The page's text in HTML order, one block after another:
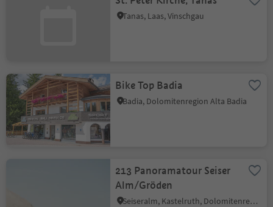
Tanas, Laas, Vinschgau
Bike Top Badia
Badia, Dolomitenregion Alta Badia
213 Panoramatour Seiser
Alm/Gröden
Seiseralm, Kastelruth, Dolomitenregion Seiser Alm